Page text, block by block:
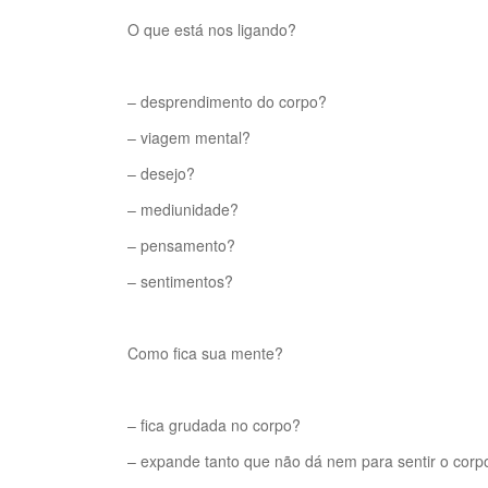
O que está nos ligando?
– desprendimento do corpo?
– viagem mental?
– desejo?
– mediunidade?
– pensamento?
– sentimentos?
Como fica sua mente?
– fica grudada no corpo?
– expande tanto que não dá nem para sentir o